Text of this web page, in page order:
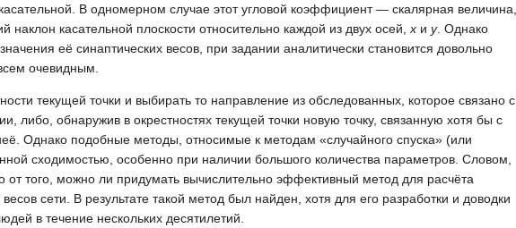
В одномерном случае этот угловой коэффициент — скалярная величина,
касательной плоскости относительно каждой из двух осей, x и y. Однако
её синаптических весов, при задании аналитически становится довольно
очевидным.
текущей точки и выбирать то направление из обследованных, которое связано с
обнаружив в окрестностях текущей точки новую точку, связанную хотя бы с
Однако подобные методы, относимые к методам «случайного спуска» (или
сходимостью, особенно при наличии большого количества параметров. Словом,
от того, можно ли придумать вычислительно эффективный метод для расчёта
сети. В результате такой метод был найден, хотя для его разработки и доводки
в течение нескольких десятилетий.